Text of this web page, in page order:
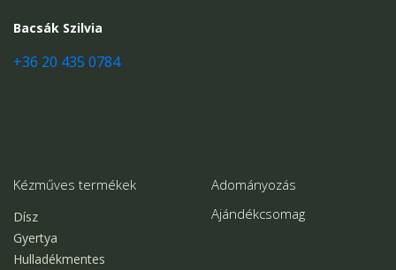
Bacsák Szilvia
+36 20 435 0784
Kézműves termékek
Dísz
Gyertya
Hulladékmentes
Adományozás
Ajándékcsomag